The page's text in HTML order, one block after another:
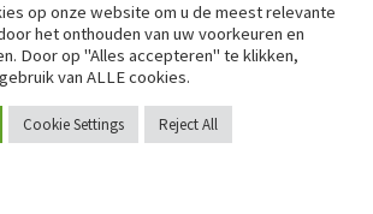
op onze website om u de meest relevante
het onthouden van uw voorkeuren en
Door op "Alles accepteren" te klikken,
van ALLE cookies.
Cookie Settings Reject All